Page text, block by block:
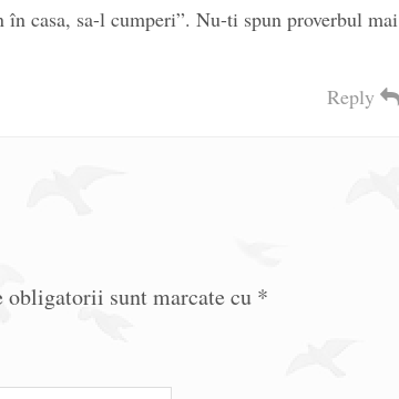
în casa, sa-l cumperi”. Nu-ti spun proverbul mai
Reply
obligatorii sunt marcate cu *